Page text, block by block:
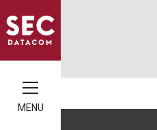
MENU